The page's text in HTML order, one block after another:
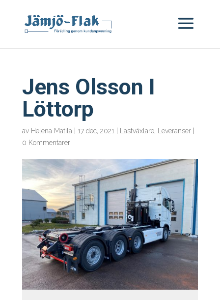
Jens Olsson I
Löttorp
av Helena Matila 17 dec, 2021 Lastväxlare, Leveranser|
0 Kommentarer